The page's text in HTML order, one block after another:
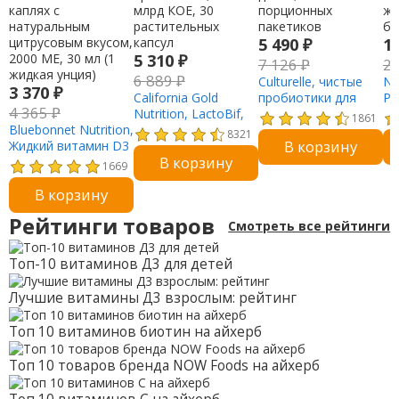
3 370 ₽
4 365₽
Bluebonnet Nutrition,
Жидкий витамин D3
в каплях с
натуральным
цитрусовым вкусом,
2000 МЕ, 30 мл (1
жидкая унция)
1669
В корзину
5 310 ₽
6 889₽
California Gold
Nutrition, LactoBif,
пробиотики, 100
млрд КОЕ, 30
растительных
капсул
8321
В корзину
5 490 ₽
7 126₽
Culturelle, чистые
пробиотики для
детей, 30
порционных
пакетиков
1861
В корзину
1
2
Рейтинги товаров Смотреть все рейтинги
Топ-10 витаминов Д3 для детей
Лучшие витамины Д3 взрослым: рейтинг
Топ 10 витаминов биотин на айхерб
Топ 10 товаров бренда NOW Foods на айхерб